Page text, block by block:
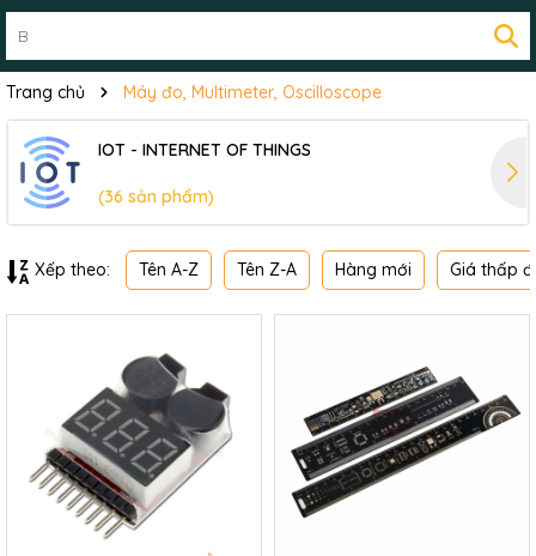
Trang chủ Máy đo, Multimeter, Oscilloscope
IOT - INTERNET OF THINGS
(36 sản phẩm)
Xếp theo: Tên A-Z Tên Z-A Hàng mới Giá thấp